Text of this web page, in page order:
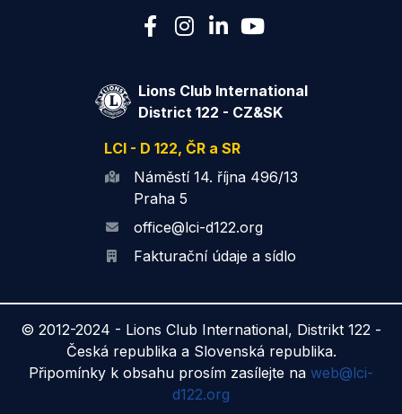
Lions Club International
District 122 - CZ&SK
LCI - D 122, ČR a SR
Náměstí 14. října 496/13
Praha 5
office@lci-d122.org
Fakturační údaje a sídlo
© 2012-2024 - Lions Club International, Distrikt 122 -
Česká republika a Slovenská republika.
Připomínky k obsahu prosím zasílejte na web@lci-
d122.org